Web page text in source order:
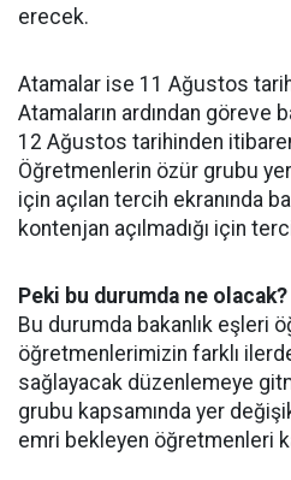
erecek.
Atamalar ise 11 Ağustos
Atamaların ardından göreve
12 Ağustos tarihinden
Öğretmenlerin özür grubu
için açılan tercih ekranında
kontenjan açılmadığı için
Peki bu durumda ne olacak?
Bu durumda bakanlık eşleri
öğretmenlerimizin farklı
sağlayacak düzenlemeye
grubu kapsamında yer
emri bekleyen öğretmenleri